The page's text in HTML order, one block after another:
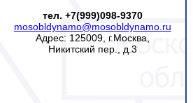
тел. +7(999)098-9370
mosobldynamo@mosobldynamo.ru
Адрес: 125009, г.Москва,
Никитский пер., д.3